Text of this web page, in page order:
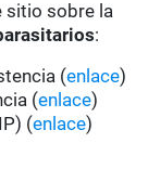
sitio sobre la
:
(enlace)
(enlace)
(enlace)